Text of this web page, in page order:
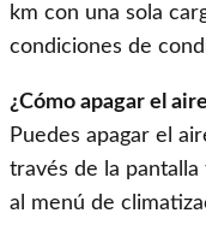
km con una sola
condiciones de
¿Cómo apagar el
Puedes apagar el
través de la
al menú de